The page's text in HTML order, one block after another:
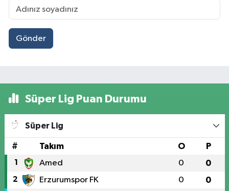
Gönder
Süper Lig Puan Durumu
Süper Lig
# Takım O P
1 Amed 0 0
2 Erzurumspor FK 0 0